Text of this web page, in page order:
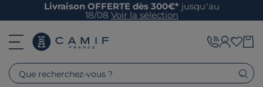
Livraison OFFERTE dès 300€* jusqu’au
18/08 Voir la sélection
Que recherchez-vous ?